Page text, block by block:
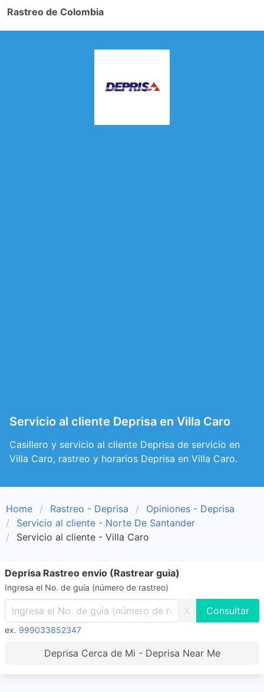
Rastreo de Colombia
Servicio al cliente Deprisa en Villa Caro
Casillero y servicio al cliente Deprisa de servicio en
Villa Caro, rastreo y horarios Deprisa en Villa Caro.
Home Rastreo - Deprisa
Opiniones - Deprisa
Servicio al cliente - Norte De Santander
Servicio al cliente - Villa Caro
Deprisa Rastreo envio (Rastrear guia)
Ingresa el No. de guía (número de rastreo)
X
ex. 999033852347
Deprisa Cerca de Mi - Deprisa Near Me